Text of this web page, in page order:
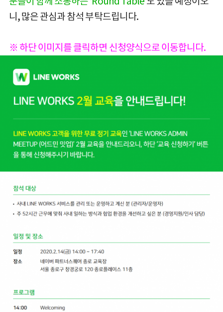
니, 많은 관심과 참석 부탁드립니다.
※ 하단 이미지를 클릭하면 신청양식으로 이동합니다.